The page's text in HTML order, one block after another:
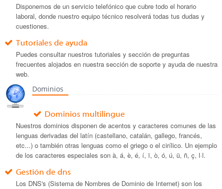
Disponemos de un servicio telefónico que cubre todo el horario
laboral, donde nuestro equipo técnico resolverá todas tus dudas y
cuestiones.
Tutoriales de ayuda
Puedes consultar nuestros tutoriales y sección de preguntas
frecuentes alojados en nuestra sección de soporte y ayuda de nuestra
web.
Dominios
Dominios multilingue
Nuestros dominios disponen de acentos y caracteres comunes de las
lenguas derivadas del latín (castellano, catalán, gallego, francés,
etc...) o también otras lenguas como el griego o el cirílico. Un ejemplo
de los caracteres especiales son à, á, è, é, í, ï, ò, ó, ú, ü, ñ, ç, l·l.
Gestión de dns
Los DNS's (Sistema de Nombres de Dominio de Internet) son los